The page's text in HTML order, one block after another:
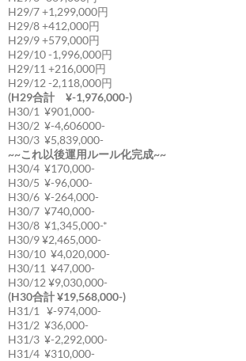
H29/7 +1,299,000円
H29/8 +412,000円
H29/9 +579,000円
H29/10 -1,996,000円
H29/11 +216,000円
H29/12 -2,118,000円
(H29合計 ¥-1,976,000-)
H30/1 ¥901,000-
H30/2 ¥-4,606000-
H30/3 ¥5,839,000-
~~これ以後運用ルール化完成~~
H30/4 ¥170,000-
H30/5 ¥-96,000-
H30/6 ¥-264,000-
H30/7 ¥740,000-
H30/8 ¥1,345,000-*
H30/9 ¥2,465,000-
H30/10 ¥4,020,000-
H30/11 ¥47,000-
H30/12 ¥9,030,000-
(H30合計 ¥19,568,000-)
H31/1 ¥-974,000-
H31/2 ¥36,000-
H31/3 ¥-2,292,000-
H31/4 ¥310,000-